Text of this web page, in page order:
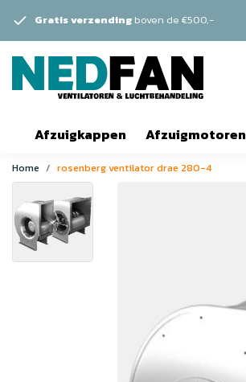
Gratis verzending boven de €500,-
Afzuigkappen Afzuigmotoren
Home rosenberg ventilator drae 280-4